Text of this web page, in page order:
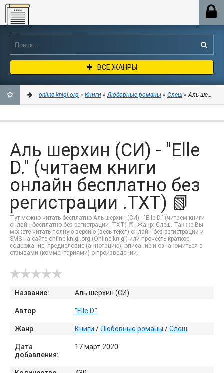
Online-knigi.org
ВСЕ ЖАНРЫ
ЗАКЛАДКИ
online-knigi.org » Книги »Любовные романы » Слеш » Аль шерхин
Аль шерхин (СИ) - "Elle
D." (читаем книги
онлайн бесплатно без
регистрации .TXT) 📗
Тут можно читать бесплатно Аль шерхин (СИ) - "Elle D." (читаем книги
онлайн бесплатно без регистрации .TXT) 📗. Жанр: Слеш. Так же Вы
можете читать полную версию (весь текст) онлайн без регистрации и
SMS на сайте online-knigi.org (Online knigi) или прочесть краткое
содержание, предисловие (аннотацию), описание и ознакомиться с
отзывами (комментариями) о произведении.
Название: Аль шерхин (СИ)
Автор "Elle D."
Жанр Книги / Любовные романы /Слеш
Дата
добавления:
17 март 2020